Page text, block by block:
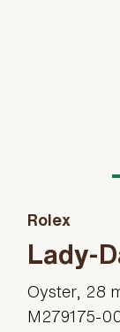
Rolex
Lady-
Oyster, 28
M279175-